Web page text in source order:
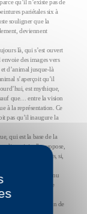
qu’il n’existe pas de
pariétales six à
souligner que la
deviennent
là, qui s’est ouvert
des images vers
d’animal jusque-là
s’aperçoit qu’il
est mythique,
que… entre la vision
à la représentation. Ce
pas qu’il inaugure la
qui est la base de la
dire originelle suppose,
Dès lors, si,
ce qu’on voit,
de rêver l’inconnu
bien être l’unique
l’oreille. Et si le
ce pas une raison de